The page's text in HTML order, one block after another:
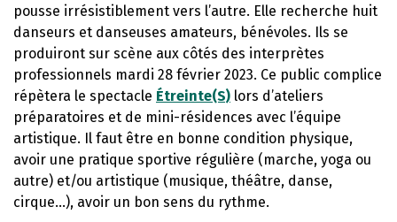
pousse irrésistiblement vers l’autre. Elle recherche huit
danseurs et danseuses amateurs, bénévoles. Ils se
produiront sur scène aux côtés des interprètes
professionnels mardi 28 février 2023. Ce public complice
répètera le spectacle Étreinte(S) lors d’ateliers
préparatoires et de mini-résidences avec l’équipe
artistique. Il faut être en bonne condition physique,
avoir une pratique sportive régulière (marche, yoga ou
autre) et/ou artistique (musique, théâtre, danse,
cirque…), avoir un bon sens du rythme.